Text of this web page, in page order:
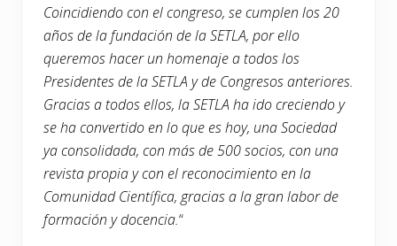
Coincidiendo con el congreso, se cumplen los 20
años de la fundación de la SETLA, por ello
queremos hacer un homenaje a todos los
Presidentes de la SETLA y de Congresos anteriores.
Gracias a todos ellos, la SETLA ha ido creciendo y
se ha convertido en lo que es hoy, una Sociedad
ya consolidada, con más de 500 socios, con una
revista propia y con el reconocimiento en la
Comunidad Científica, gracias a la gran labor de
formación y docencia.“